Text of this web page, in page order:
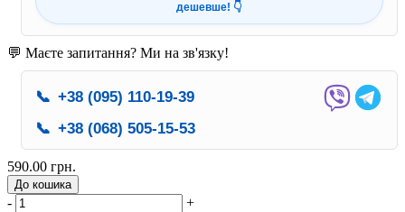
дешевше! 👇
💬 Маєте запитання? Ми на зв'язку!
📞 +38 (095) 110-19-39
📞 +38 (068) 505-15-53
590.00 грн.
До кошика
-
+